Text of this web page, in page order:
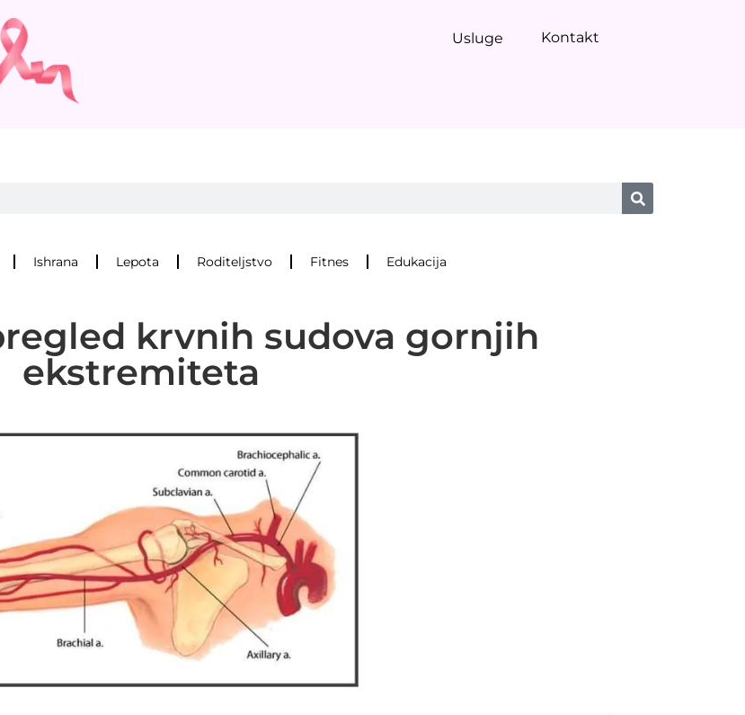
Usluge Kontakt
Ishrana Lepota Roditeljstvo Fitnes Edukacija
krvnih sudova gornjih
ekstremiteta